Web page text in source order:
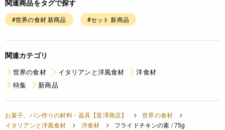
関連商品をタグで探す
#世界の食材 新商品 #セット 新商品
関連カテゴリ
世界の食材 イタリアンと洋風食材
洋食材
特集
新商品
お菓子、パン作りの材料・器具【富澤商店】
世界の食材
イタリアンと洋風食材
洋食材 フライドチキンの素 / 75g